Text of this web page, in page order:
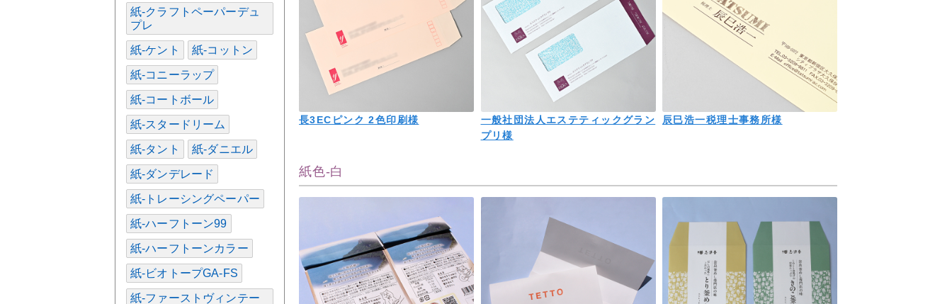
長3ECピンク 2色印刷様
一般社団法人エステティックグラン
プリ様
辰巳浩一税理士事務所様
紙色-白
紙-クラフトペーパーデュ
プレ
紙-ケント 紙-コットン
紙-コニーラップ
紙-コートボール
紙-スタードリーム
紙-タント 紙-ダニエル
紙-ダンデレード
紙-トレーシングペーパー
紙-ハーフトーン99
紙-ハーフトーンカラー
紙-ビオトープGA-FS
紙-ファーストヴィンテー